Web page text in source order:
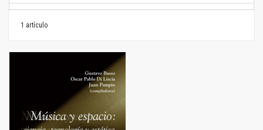
1 artículo